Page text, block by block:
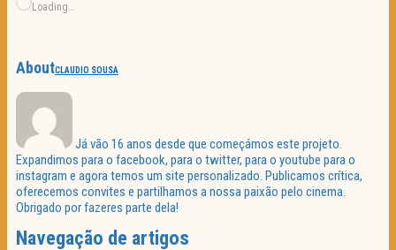
Loading…
AboutCLAUDIO SOUSA
Já vão 16 anos desde que começámos este projeto.
Expandimos para o facebook, para o twitter, para o youtube para o
instagram e agora temos um site personalizado. Publicamos crítica,
oferecemos convites e partilhamos a nossa paixão pelo cinema.
Obrigado por fazeres parte dela!
Navegação de artigos